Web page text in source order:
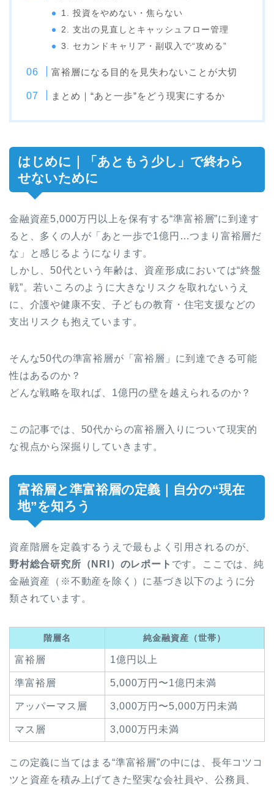
1. 投資をやめない・焦らない
2. 支出の見直しとキャッシュフロー管理
3. セカンドキャリア・副収入で“攻める”
富裕層になる目的を見失わないことが大切
まとめ｜“あと一歩”をどう現実にするか
はじめに｜「あともう少し」で終わら
せないために
金融資産5,000万円以上を保有する“準富裕層”に到達す
ると、多くの人が「あと一歩で1億円…つまり富裕層だ
な」と感じるようになります。
しかし、50代という年齢は、資産形成においては“終盤
戦”。若いころのように大きなリスクを取れないうえ
に、介護や健康不安、子どもの教育・住宅支援などの
支出リスクも抱えています。
そんな50代の準富裕層が「富裕層」に到達できる可能
性はあるのか？
どんな戦略を取れば、1億円の壁を越えられるのか？
この記事では、50代からの富裕層入りについて現実的
な視点から深掘りしていきます。
富裕層と準富裕層の定義｜自分の“現在
地”を知ろう
資産階層を定義するうえで最もよく引用されるのが、
野村総合研究所（NRI）のレポート です。ここでは、純
金融資産（※不動産を除く）に基づき以下のように分
類されています。
階層名 純金融資産（世帯）
富裕層 1億円以上
準富裕層 5,000万円〜1億円未満
アッパーマス層 3,000万円〜5,000万円未満
マス層 3,000万円未満
この定義に当てはまる“準富裕層”の中には、長年コツコ
ツと資産を積み上げてきた堅実な会社員や、公務員、